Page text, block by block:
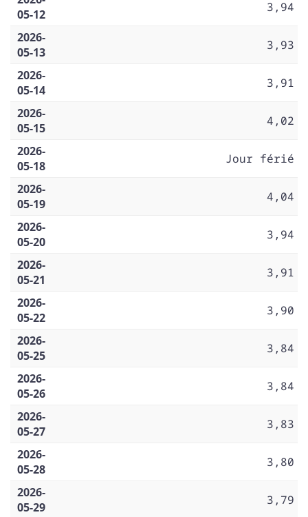
05-12
3,94
2026-
05-13
3,93
2026-
05-14
3,91
2026-
05-15
4,02
2026-
05-18
Jour férié
2026-
05-19
4,04
2026-
05-20
3,94
2026-
05-21
3,91
2026-
05-22
3,90
2026-
05-25
3,84
2026-
05-26
3,84
2026-
05-27
3,83
2026-
05-28
3,80
2026-
05-29
3,79